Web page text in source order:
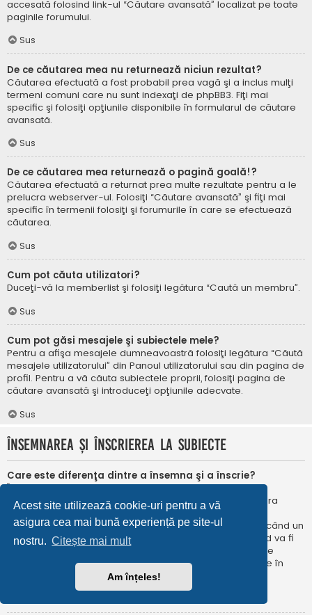
Acest site utilizează cookie-uri pentru a vă
asigura cea mai bună experiență pe site-ul
nostru. Citește mai mult
Am înțeles!
accesată folosind link-ul “Căutare avansată” localizat pe toate
paginile forumului.
Sus
De ce căutarea mea nu returnează niciun rezultat?
Căutarea efectuată a fost probabil prea vagă şi a inclus mulţi
termeni comuni care nu sunt indexaţi de phpBB3. Fiţi mai
specific şi folosiţi opţiunile disponibile în formularul de căutare
avansată.
Sus
De ce căutarea mea returnează o pagină goală!?
Căutarea efectuată a returnat prea multe rezultate pentru a le
prelucra webserver-ul. Folosiţi “Căutare avansată” şi fiţi mai
specific în termenii folosiţi şi forumurile în care se efectuează
căutarea.
Sus
Cum pot căuta utilizatori?
Duceţi-vă la memberlist şi folosiţi legătura “Caută un membru”.
Sus
Cum pot găsi mesajele şi subiectele mele?
Pentru a afişa mesajele dumneavoastră folosiţi legătura “Căută
mesajele utilizatorului” din Panoul utilizatorului sau din pagina de
profil. Pentru a vă căuta subiectele proprii, folosiţi pagina de
căutare avansată şi introduceţi opţiunile adecvate.
Sus
Însemnarea şi înscrierea la subiecte
Care este diferenţa dintre a însemna şi a înscrie?
În phpBB 3.0 însemnarea era foarte asemănătoare cu
însemnarea în browser-ul web. Nu eraţi notificat când era
publicat un răspuns. În phpBB 3.1, însemnarea este
asemănătoarea înscrierii la un subiect. Puteți fi notificat când un
subiect este actualizat. Înscriindu-vă, veţi fi notificat când va fi
publicat un răspuns în subiectul sau în forum. Opțiunile de
notificare pentru însemnare și înscriere pot fi configurate în
Panoul utilizatorului, sub “Preferințe forum”.